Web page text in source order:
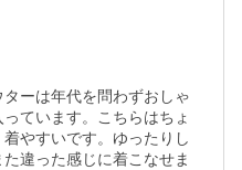
ーは年代を問わずおしゃ
ています。こちらはちょ
やすいです。ゆったりし
違った感じに着こなせま